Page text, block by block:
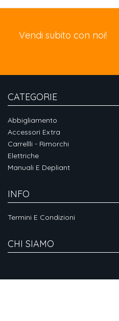
Vendi subito con noi!
CATEGORIE
Abbigliamento
Accessori Extra
Carrellli - Rimorchi
Elettriche
Manuali E Depliant
INFO
Termini E Condizioni
CHI SIAMO